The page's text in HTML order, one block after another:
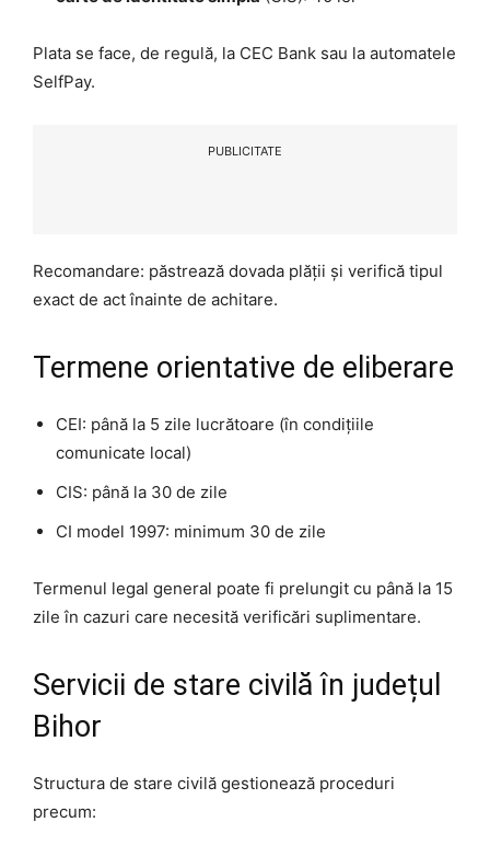
Plata se face, de regulă, la CEC Bank sau la automatele
SelfPay.
PUBLICITATE
Recomandare: păstrează dovada plății și verifică tipul
exact de act înainte de achitare.
Termene orientative de eliberare
CEI: până la 5 zile lucrătoare (în condițiile
comunicate local)
CIS: până la 30 de zile
CI model 1997: minimum 30 de zile
Termenul legal general poate fi prelungit cu până la 15
zile în cazuri care necesită verificări suplimentare.
Servicii de stare civilă în județul
Bihor
Structura de stare civilă gestionează proceduri
precum: